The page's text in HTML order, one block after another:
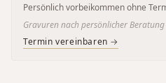
Persönlich vorbeikommen ohne
Gravuren nach persönlicher
Termin vereinbaren →